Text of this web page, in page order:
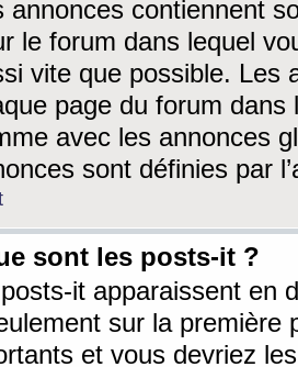
annonces contiennent
le forum dans lequel
vite que possible. Les
page du forum dans
avec les annonces
sont définies par
sont les posts-it ?
it apparaissent en
sur la première
et vous devriez